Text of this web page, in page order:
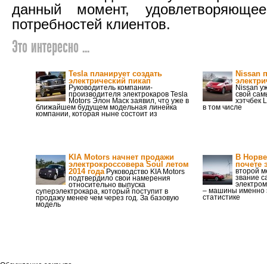
данный момент,
потребностей клиентов.
Это интересно ...
Tesla планирует создать
электрический пикап
Руководитель компании-
производителя электрокаров Tesla
Motors Элон Маск заявил, что уже в
ближайшем будущем модельная линейка
компании, которая ныне состоит из
Nissan
Nissan
свой
хэтчбек
в том числе
KIA Motors начнет продажи
электрокроссовера Soul летом
2014 годаРуководство KIA Motors
подтвердило свои намерения
относительно выпуска
суперэлектрокара, который поступит в
продажу менее чем через год. За базовую
модель
В
почете
второй
звание
– машины именно
статистике